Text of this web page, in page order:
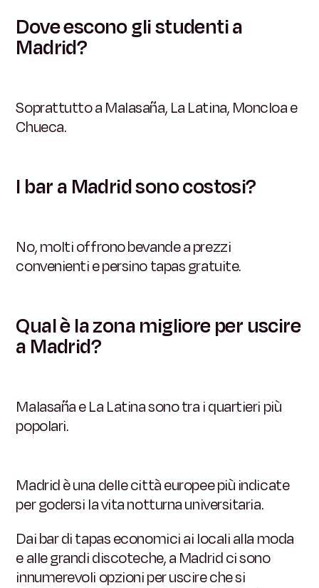
Dove escono gli studenti a
Madrid?
Soprattutto a Malasaña, La Latina, Moncloa e
Chueca.
I bar a Madrid sono costosi?
No, molti offrono bevande a prezzi
convenienti e persino tapas gratuite.
Qual è la zona migliore per uscire
a Madrid?
Malasaña e La Latina sono tra i quartieri più
popolari.
Madrid è una delle città europee più indicate
per godersi la vita notturna universitaria.
Dai bar di tapas economici ai locali alla moda
e alle grandi discoteche, a Madrid ci sono
innumerevoli opzioni per uscire che si